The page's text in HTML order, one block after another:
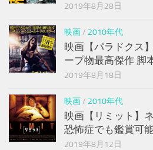
2019年8月28日
映画/ 2010年代
映画【パラドクス
ープ物最高傑作 脚
2019年8月18日
映画/ 2010年代
映画【リミット】
恐怖症でも鑑賞可
2019年8月12日